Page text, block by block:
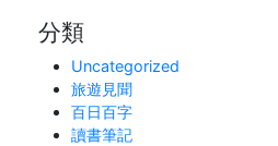
分類
Uncategorized
旅遊見聞
百日百字
讀書筆記